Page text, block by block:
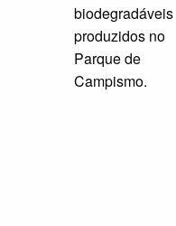
biodegradáveis
produzidos no
Parque de
Campismo.